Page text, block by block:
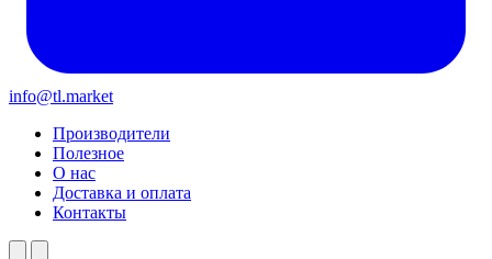
info@tl.market
Производители
Полезное
О нас
Доставка и оплата
Контакты